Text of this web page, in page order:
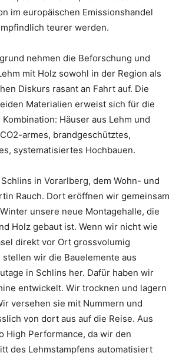
im europäischen Emissionshandel
teurer werden.
nehmen die Beforschung und
mit Holz sowohl in der Region als
Diskurs rasant an Fahrt auf. Die
Materialien erweist sich für die
Häuser aus Lehm und
armes, brandgeschütztes,
systematisiertes Hochbauen.
in Vorarlberg, dem Wohn- und
Rauch. Dort eröffnen wir gemeinsam
unsere neue Montagehalle, die
Holz gebaut ist. Wenn wir nicht wie
direkt vor Ort grossvolumig
wir die Bauelemente aus
in Schlins her. Dafür haben wir
entwickelt. Wir trocknen und lagern
versehen sie mit Nummern und
von dort aus auf die Reise. Aus
High Performance, da wir den
des Lehmstampfens automatisiert